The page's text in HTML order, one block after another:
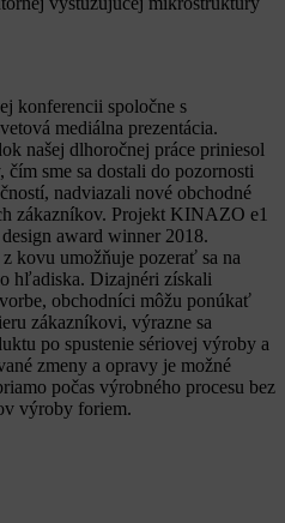
konferencii spoločne s
mediálna prezentácia.
našej dlhoročnej práce priniesol
sme sa dostali do pozornosti
nadviazali nové obchodné
zákazníkov. Projekt KINAZO e1
award winner 2018.
kovu umožňuje pozerať sa na
hľadiska. Dizajnéri získali
obchodníci môžu ponúkať
zákazníkovi, výrazne sa
po spustenie sériovej výroby a
zmeny a opravy je možné
počas výrobného procesu bez
výroby foriem.